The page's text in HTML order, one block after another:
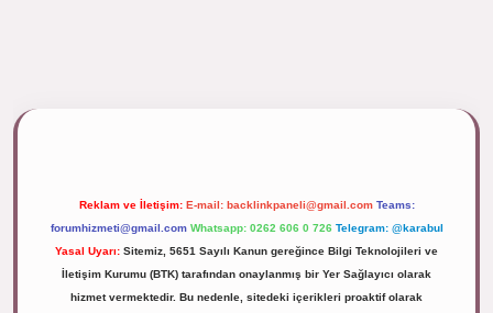
Reklam ve İletişim: E-mail: backlinkpaneli@gmail.com Teams:
forumhizmeti@gmail.com Whatsapp: 0262 606 0 726 Telegram: @karabul
Yasal Uyarı: Sitemiz, 5651 Sayılı Kanun gereğince Bilgi Teknolojileri ve
İletişim Kurumu (BTK) tarafından onaylanmış bir Yer Sağlayıcı olarak
hizmet vermektedir. Bu nedenle, sitedeki içerikleri proaktif olarak